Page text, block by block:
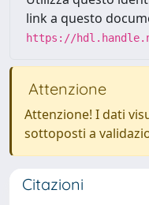
link a questo
https://
Attenzione
Attenzione! I dati
sottoposti a
Citazioni